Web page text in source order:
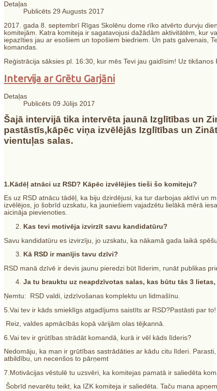
Detaļas
Publicēts 29 Augusts 2017
2017. gada 8. septembrī Rīgas Skolēnu dome rīko atvērto durvju
komitejām. Katra komiteja ir sagatavojusi dažādām aktivitātēm, kur
iepazīties jau ar esošiem un topošiem biedriem. Un pats galvenais,
komandas.
Reģistrācija sāksies pl. 16:30, kur mēs Tevi jau gaidīsim! Uz tikšanos
Intervija ar Grētu Garjāni
Detaļas
Publicēts 09 Jūlijs 2017
Šajā intervijā tika intervēta jaunā Izglītības un
pastāstīs,kāpēc viņa izvēlējās Izglītības un
vientuļas salas.
1.Kādēļ atnāci uz RSD? Kāpēc izvēlējies tieši šo komiteju?
Es uz RSD atnācu tādēļ, ka biju dzirdējusi, ka tur darbojas aktīvi un
izvēlējos, jo šobrīd uzskatu, ka jauniešiem vajadzētu lielākā mērā
aicināja pievienoties.
Kas tevi motivēja izvirzīt savu kandidatūru?
Savu kandidatūru es izvirzīju, jo uzskatu, ka nākamā gada laikā
Kā RSD ir manījis tavu dzīvi?
RSD manā dzīvē ir devis jaunu pieredzi būt līderim, runāt publikas
Ja tu brauktu uz neapdzīvotas salas, kas būtu tās 3
Ņemtu: RSD valdi, izdzīvošanas komplektu un lidmašīnu.
5.Vai tev ir kāds smieklīgs atgadījums saistīts ar RSD?Pastāsti par to!
Reiz, valdes apmācībās kopā vārijām olas tējkannā.
6.Vai tev ir grūtības strādāt komandā, kurā ir vēl kāds līderis?
Nedomāju, ka man ir grūtības sastrādāties ar kādu citu līderi.
atbildību, un necenšos to pārņemt
7.Motivācijas vēstulē tu uzsvēri, ka komitejas pamatā ir saliedēta
Šobrīd nevarētu teikt, ka IZK komiteja ir saliedēta. Taču mana